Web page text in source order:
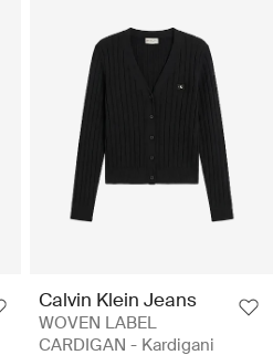
Calvin Klein Jeans
WOVEN LABEL
CARDIGAN - Kardigani